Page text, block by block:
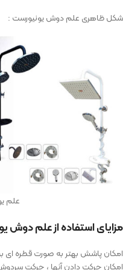
شکل ظاهری علم دوش یونیورست :
علم
مزایای استفاده از علم دوش
امکان پاشش بهتر به صورت قطره
امکان حرکت دادن آنها ، حرکت